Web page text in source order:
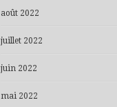
août 2022
juillet 2022
juin 2022
mai 2022